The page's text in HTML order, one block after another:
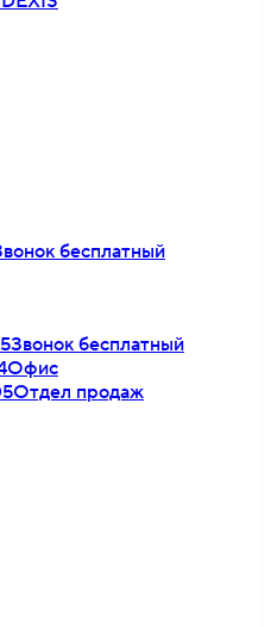
бесплатный
Звонок бесплатный
Офис
Отдел продаж